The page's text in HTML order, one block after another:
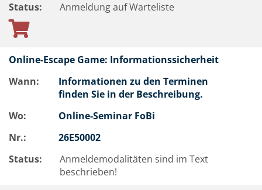
Status:
Anmeldung auf Warteliste
Online-Escape Game: Informationssicherheit
Wann:
Informationen zu den Terminen
finden Sie in der Beschreibung.
Wo:
Online-Seminar FoBi
Nr.:
26E50002
Status:
Anmeldemodalitäten sind im Text
beschrieben!